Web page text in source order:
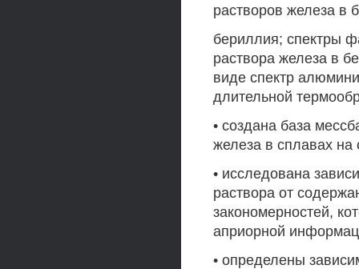
растворов железа в
бериллия; спектры
раствора железа в
виде спектр
длительной
• создана база
железа в сплавах на
• исследована
раствора от
закономерностей,
априорной
• определены